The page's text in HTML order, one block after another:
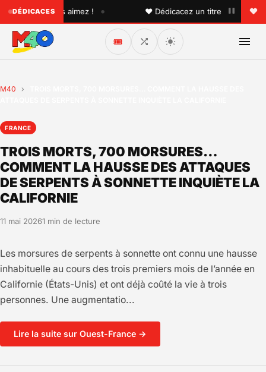
DÉDICACES
que vous aimez ! • ♥ Dédicacez un titre à vos
🎟️
M40 ›
FRANCE
TROIS MORTS, 700 MORSURES…
COMMENT LA HAUSSE DES ATTAQUES
DE SERPENTS À SONNETTE INQUIÈTE LA
CALIFORNIE
11 mai 20261 min de lecture
Les morsures de serpents à sonnette ont connu une hausse
inhabituelle au cours des trois premiers mois de l’année en
Californie (États-Unis) et ont déjà coûté la vie à trois
personnes. Une augmentatio...
Lire la suite sur Ouest-France →